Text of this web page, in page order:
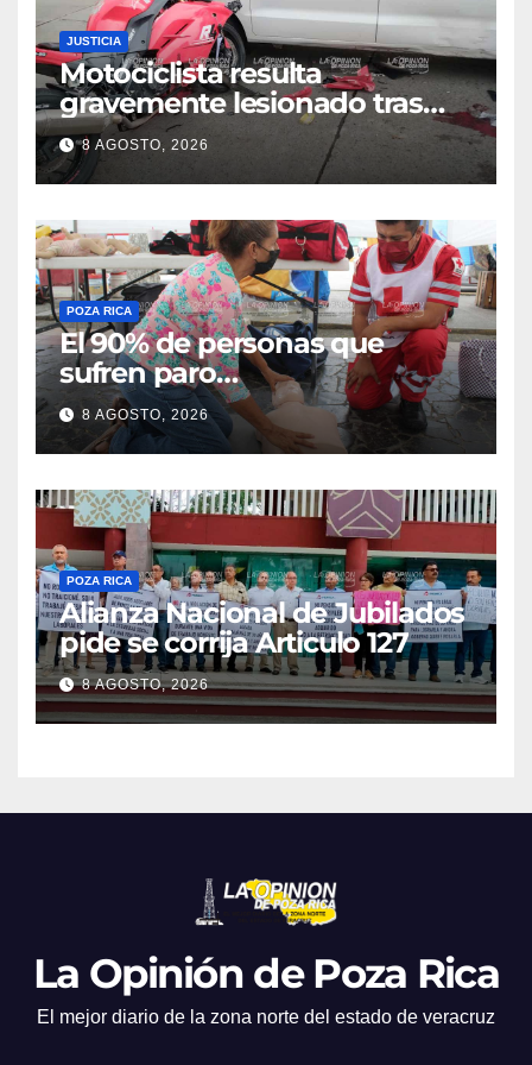
JUSTICIA
Motociclista resulta
gravemente lesionado tras
choque en la colonia Ricardo
Flores Magón
8 AGOSTO, 2026
POZA RICA
El 90% de personas que
sufren paro
cardiorrespiratorio mueren
8 AGOSTO, 2026
POZA RICA
Alianza Nacional de Jubilados
pide se corrija Articulo 127
8 AGOSTO, 2026
La Opinión de Poza Rica
El mejor diario de la zona norte del estado de veracruz